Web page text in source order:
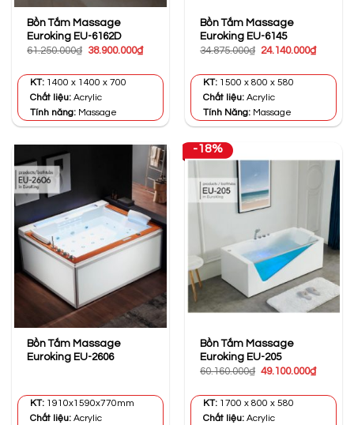
Bồn Tắm Massage
Euroking EU-6162D
61.250.000₫ Giá
61.250.000₫.
38.900.000₫Giá
KT: 1400 x 1400 x 700
Chất liệu: Acrylic
Tính năng: Massage
Bồn Tắm Massage
Euroking EU-6145
34.875.000₫ Giá
34.875.000₫.
24.140.000₫Giá
KT: 1500 x 800 x 580
Chất liệu: Acrylic
Tính Năng: Massage
Bồn Tắm Massage
Euroking EU-2606
KT: 1910x1590x770mm
Chất liệu: Acrylic
-18%
Bồn Tắm Massage
Euroking EU-205
60.160.000₫ Giá
60.160.000₫.
49.100.000₫Giá
KT: 1700 x 800 x 580
Chất liệu: Acrylic